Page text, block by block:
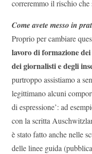
correremmo il rischio
Come avete messo in
Proprio per cambiare
lavoro di formazione
dei giornalisti e degli
purtroppo assistiamo a
legittimano alcuni
di espressione’: ad
con la scritta
è stato fatto anche nelle
delle linee guida